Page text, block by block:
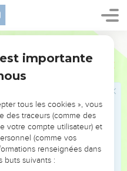
de l’endroit où la flèche
La flèche n’est-elle pas
pas ! » Le serviteur
; seuls Jonatan et David
au serviteur et lui
importante
tous les cookies », vous
des traceurs (comme des
votre compte utilisateur) et
(comme vos
renseignées dans
buts suivants :